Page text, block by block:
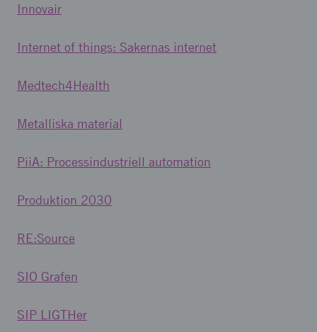
Innovair
Internet of things: Sakernas internet
Medtech4Health
Metalliska material
PiiA: Processindustriell automation
Produktion 2030
RE:Source
SIO Grafen
SIP LIGTHer